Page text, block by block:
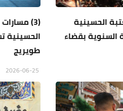
الحسينية
السنوية بقضاء
(3)
الحسينية
طويريج